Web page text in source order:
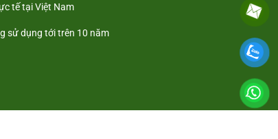
tế tại Việt Nam
sử dụng tới trên 10 năm